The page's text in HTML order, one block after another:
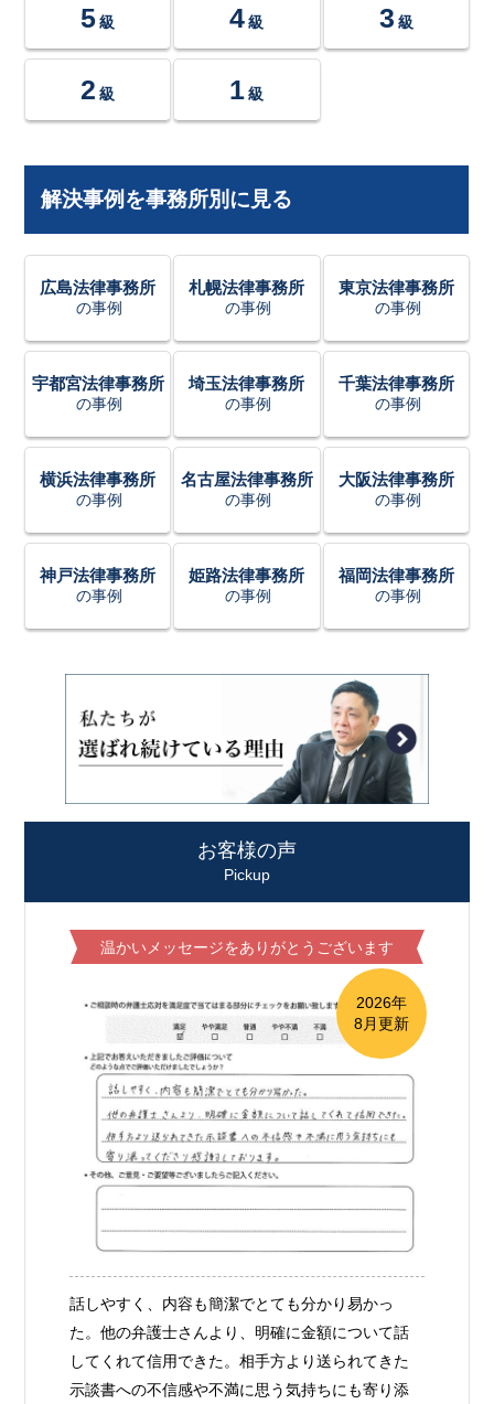
5 級 4 級 3 級
2 級 1 級
解決事例を事務所別に見る
広島法律事務所
の事例
札幌法律事務所
の事例
東京法律事務所
の事例
宇都宮法律事務所
の事例
埼玉法律事務所
の事例
千葉法律事務所
の事例
横浜法律事務所
の事例
名古屋法律事務所
の事例
大阪法律事務所
の事例
神戸法律事務所
の事例
姫路法律事務所
の事例
福岡法律事務所
の事例
お客様の声
Pickup
温かいメッセージをありがとうございます
2026年
8月更新
話しやすく、内容も簡潔でとても分かり易かっ
た。他の弁護士さんより、明確に金額について話
してくれて信用できた。相手方より送られてきた
示談書への不信感や不満に思う気持ちにも寄り添